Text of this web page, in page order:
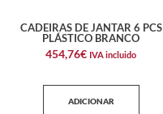
CADEIRAS DE JANTAR 6 PCS
PLÁSTICO BRANCO
454,76€ IVA incluido
ADICIONAR